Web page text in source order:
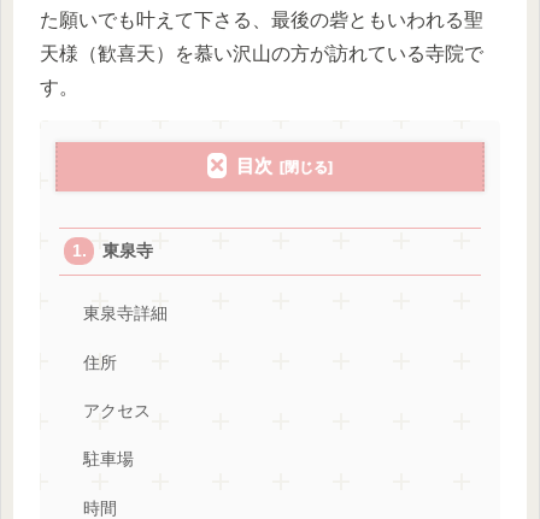
た願いでも叶えて下さる、最後の砦ともいわれる聖
天様（歓喜天）を慕い沢山の方が訪れている寺院で
す。
目次
東泉寺
東泉寺詳細
住所
アクセス
駐車場
時間